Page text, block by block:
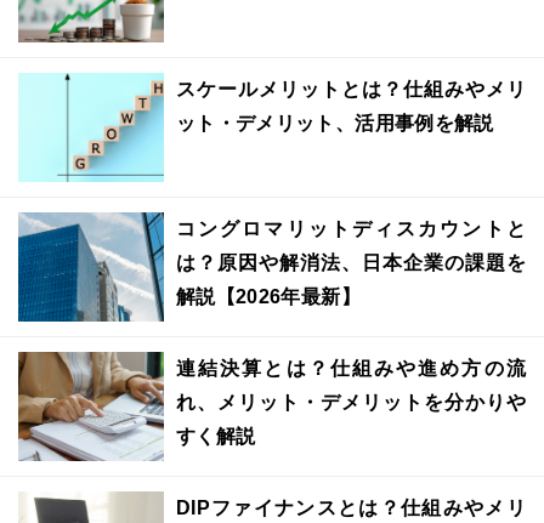
スケールメリットとは？仕組みやメリ
ット・デメリット、活用事例を解説
コングロマリットディスカウントと
は？原因や解消法、日本企業の課題を
解説【2026年最新】
連結決算とは？仕組みや進め方の流
れ、メリット・デメリットを分かりや
すく解説
DIPファイナンスとは？仕組みやメリ